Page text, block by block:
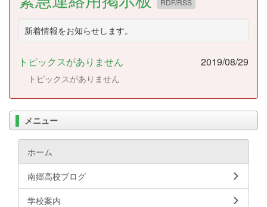
新着情報をお知らせします。
トピックスがありません 2019/08/29
トピックスがありません
メニュー
ホーム
南郷高校ブログ
学校案内